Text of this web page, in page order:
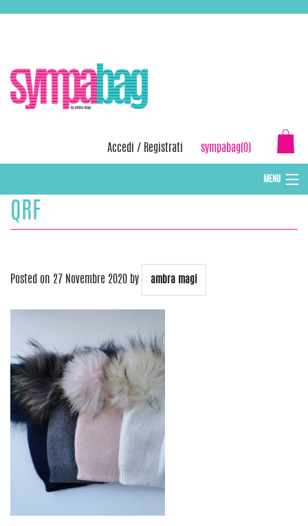
Accedi / Registrati sympabag(0)
MENU
CAPPELLI INVERNALI DONNA
QRF
Posted on 27 Novembre 2020 by ambra magi